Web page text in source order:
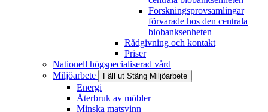
Forskningsprovsamlingar
förvarade hos den centrala
biobanksenheten
Rådgivning och kontakt
Priser
Nationell högspecialiserad vård
Miljöarbete
Fäll ut Stäng Miljöarbete
Energi
Återbruk av möbler
Minska matsvinn